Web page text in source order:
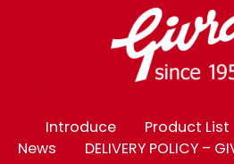
Introduce Product List
News
DELIVERY POLICY –